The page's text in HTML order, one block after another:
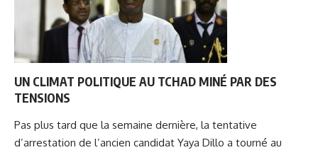
UN CLIMAT POLITIQUE AU TCHAD MINÉ PAR DES
TENSIONS
Pas plus tard que la semaine dernière, la tentative
d’arrestation de l’ancien candidat Yaya Dillo a tourné au